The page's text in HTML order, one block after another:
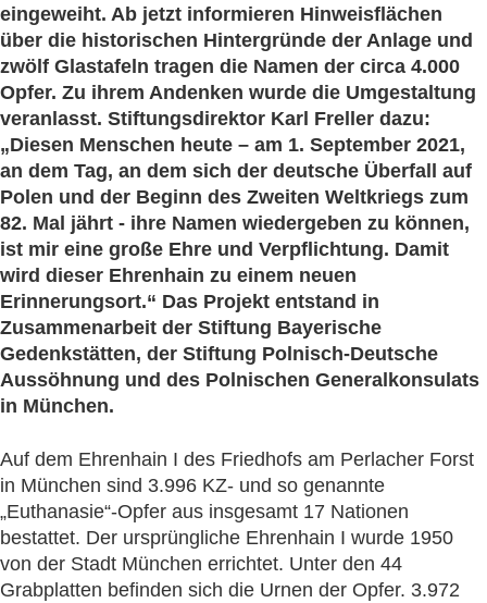
eingeweiht. Ab jetzt informieren Hinweisflächen
über die historischen Hintergründe der Anlage und
zwölf Glastafeln tragen die Namen der circa 4.000
Opfer. Zu ihrem Andenken wurde die Umgestaltung
veranlasst. Stiftungsdirektor Karl Freller dazu:
„Diesen Menschen heute – am 1. September 2021,
an dem Tag, an dem sich der deutsche Überfall auf
Polen und der Beginn des Zweiten Weltkriegs zum
82. Mal jährt - ihre Namen wiedergeben zu können,
ist mir eine große Ehre und Verpflichtung. Damit
wird dieser Ehrenhain zu einem neuen
Erinnerungsort.“ Das Projekt entstand in
Zusammenarbeit der Stiftung Bayerische
Gedenkstätten, der Stiftung Polnisch-Deutsche
Aussöhnung und des Polnischen Generalkonsulats
in München.
Auf dem Ehrenhain I des Friedhofs am Perlacher Forst
in München sind 3.996 KZ- und so genannte
„Euthanasie“-Opfer aus insgesamt 17 Nationen
bestattet. Der ursprüngliche Ehrenhain I wurde 1950
von der Stadt München errichtet. Unter den 44
Grabplatten befinden sich die Urnen der Opfer. 3.972